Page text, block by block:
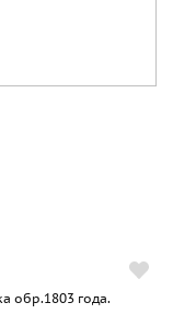
обр.1803 года.